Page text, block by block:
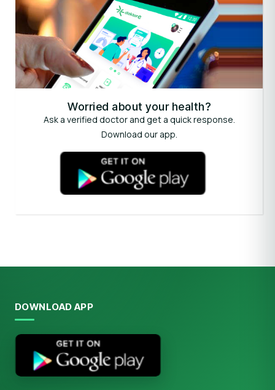
Worried about your health?
Ask a verified doctor and get a quick response.
Download our app.
DOWNLOAD APP